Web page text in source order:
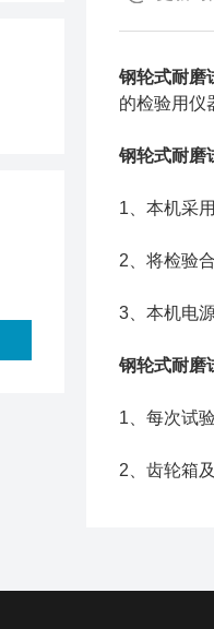
钢轮式耐磨
的检验用仪
钢轮式耐磨
1、本机采
2、将检验
3、本机电
钢轮式耐磨
1、每次试
2、齿轮箱